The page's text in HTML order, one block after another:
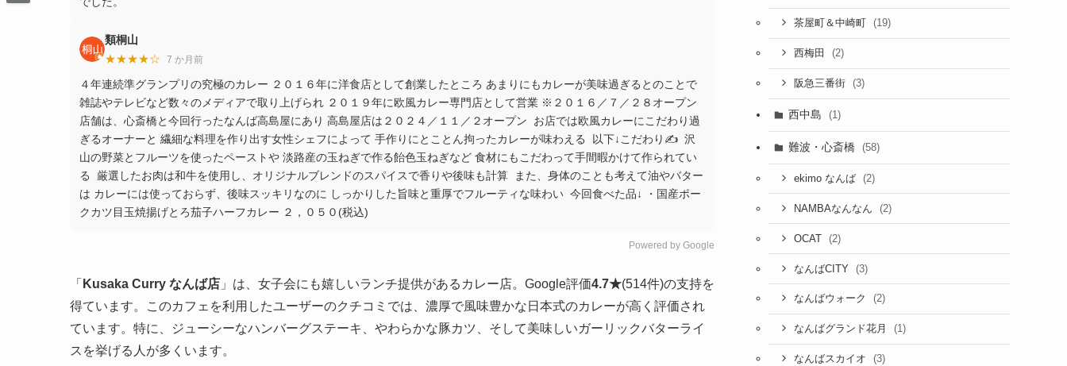
類桐山
★★★★☆ 7 か月前
４年連続準グランプリの究極のカレー ２０１６年に洋食店として創業したところ あまりにもカレーが美味過ぎるとのことで
雑誌やテレビなど数々のメディアで取り上げられ ２０１９年に欧風カレー専門店として営業 ※２０１６／７／２８オープン ⁡
店舗は、心斎橋と今回行ったなんば高島屋にあり 高島屋店は２０２４／１１／２オープン ⁡ お店では欧風カレーにこだわり過
ぎるオーナーと 繊細な料理を作り出す女性シェフによって 手作りにとことん拘ったカレーが味わえる ⁡ 以下↓こだわり✍️ ⁡ 沢
山の野菜とフルーツを使ったペーストや 淡路産の玉ねぎで作る飴色玉ねぎなど 食材にもこだわって手間暇かけて作られてい
る ⁡ 厳選したお肉は和牛を使用し、オリジナルブレンドのスパイスで香りや後味も計算 ⁡ また、身体のことも考えて油やバター
は カレーには使っておらず、後味スッキリなのに しっかりした旨味と重厚でフルーティな味わい ⁡ 今回食べた品↓ ・国産ポー
クカツ目玉焼揚げとろ茄子ハーフカレー ２，０５０(税込)
Powered by Google
「 Kusaka Curry なんば店 」は、女子会にも嬉しいランチ提供があるカレー店。Google評価4.7★(514件)の支持を
得ています。このカフェを利用したユーザーのクチコミでは、濃厚で風味豊かな日本式のカレーが高く評価され
ています。特に、ジューシーなハンバーグステーキ、やわらかな豚カツ、そして美味しいガーリックバターライ
スを挙げる人が多くいます。
茶屋町＆中崎町 (19)
西梅田 (2)
阪急三番街 (3)
西中島 (1)
難波・心斎橋 (58)
ekimo なんば (2)
NAMBAなんなん (2)
OCAT (2)
なんばCITY (3)
なんばウォーク (2)
なんばグランド花月 (1)
なんばスカイオ (3)